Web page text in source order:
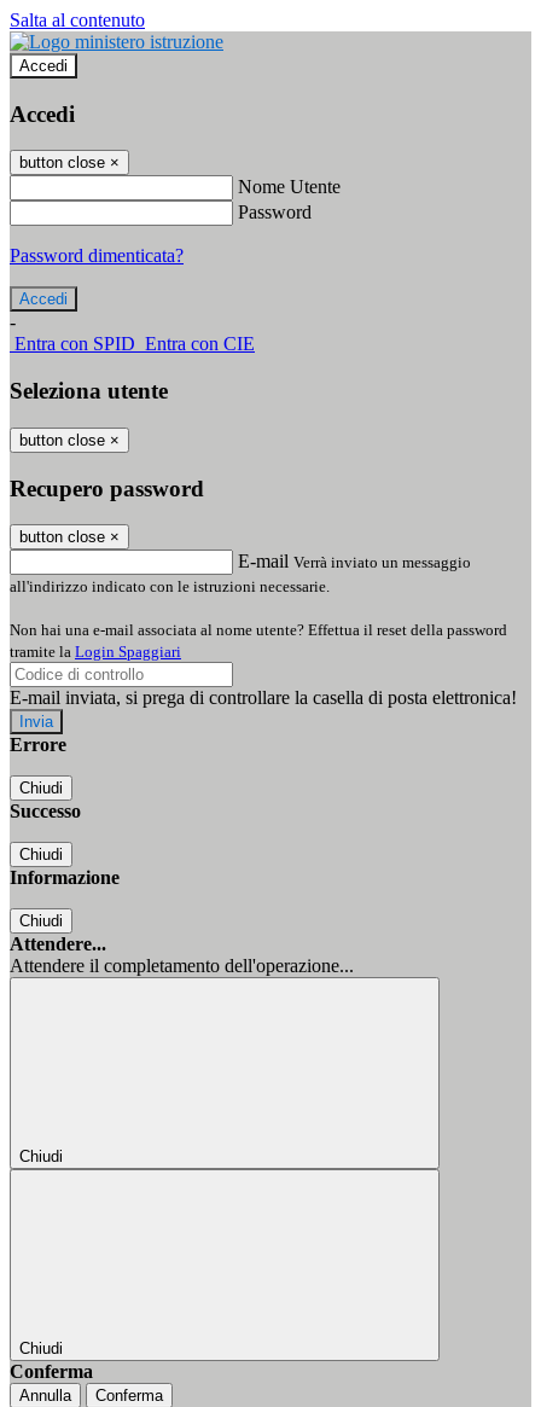
Salta al contenuto
Accedi
Accedi
button close ×
Nome Utente
Password
Password dimenticata?
-
Entra con SPID Entra con CIE
Seleziona utente
button close ×
Recupero password
button close ×
E-mail Verrà inviato un messaggio
all'indirizzo indicato con le istruzioni necessarie.
Non hai una e-mail associata al nome utente? Effettua il reset della password
tramite la Login Spaggiari
E-mail inviata, si prega di controllare la casella di posta elettronica!
Errore
Chiudi
Successo
Chiudi
Informazione
Chiudi
Attendere...
Attendere il completamento dell'operazione...
Chiudi
Chiudi
Conferma
Annulla Conferma